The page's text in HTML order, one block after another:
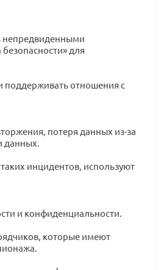
непредвиденными
для
поддерживать отношения с
потеря данных из-за
данных.
инцидентов, используют
и конфиденциальности.
которые имеют